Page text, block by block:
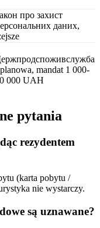
про захист
даних,
mandat 1 000-
000 UAH
pytania
rezydentem
(karta pobytu /
nie wystarczy.
są uznawane?